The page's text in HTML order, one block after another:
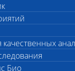
Био
и
слизистых
и
патогенная
собак и